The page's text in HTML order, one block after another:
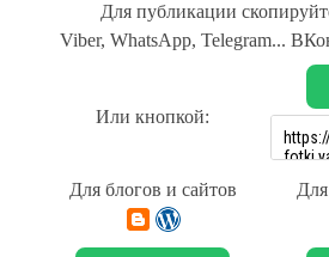
Для публикации
Viber, WhatsApp, Telegram...
Или кнопкой:
Для блогов и сайтов